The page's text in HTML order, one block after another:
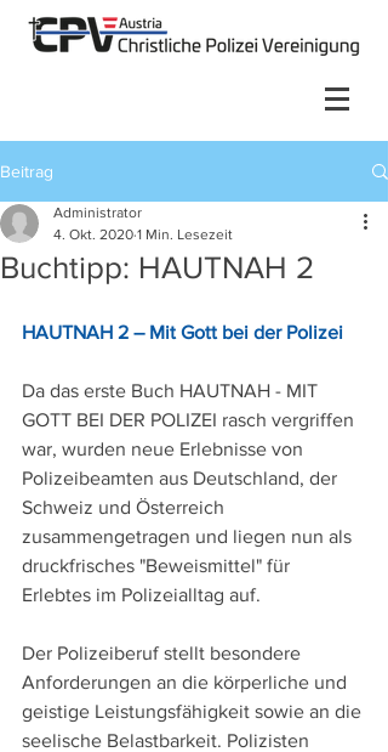
Beitrag
Buchtipp: HAUTNAH 2
Administrator
4. Okt. 2020 1 Min. Lesezeit
HAUTNAH 2 – Mit Gott bei der Polizei
Da das erste Buch HAUTNAH - MIT
GOTT BEI DER POLIZEI rasch vergriffen
war, wurden neue Erlebnisse von
Polizeibeamten aus Deutschland, der
Schweiz und Österreich
zusammengetragen und liegen nun als
druckfrisches "Beweismittel" für
Erlebtes im Polizeialltag auf.
Der Polizeiberuf stellt besondere
Anforderungen an die körperliche und
geistige Leistungsfähigkeit sowie an die
seelische Belastbarkeit. Polizisten